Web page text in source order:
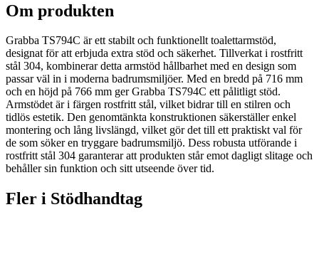
Om produkten
Grabba TS794C är ett stabilt och funktionellt toalettarmstöd,
designat för att erbjuda extra stöd och säkerhet. Tillverkat i rostfritt
stål 304, kombinerar detta armstöd hållbarhet med en design som
passar väl in i moderna badrumsmiljöer. Med en bredd på 716 mm
och en höjd på 766 mm ger Grabba TS794C ett pålitligt stöd.
Armstödet är i färgen rostfritt stål, vilket bidrar till en stilren och
tidlös estetik. Den genomtänkta konstruktionen säkerställer enkel
montering och lång livslängd, vilket gör det till ett praktiskt val för
de som söker en tryggare badrumsmiljö. Dess robusta utförande i
rostfritt stål 304 garanterar att produkten står emot dagligt slitage och
behåller sin funktion och sitt utseende över tid.
Fler i Stödhandtag